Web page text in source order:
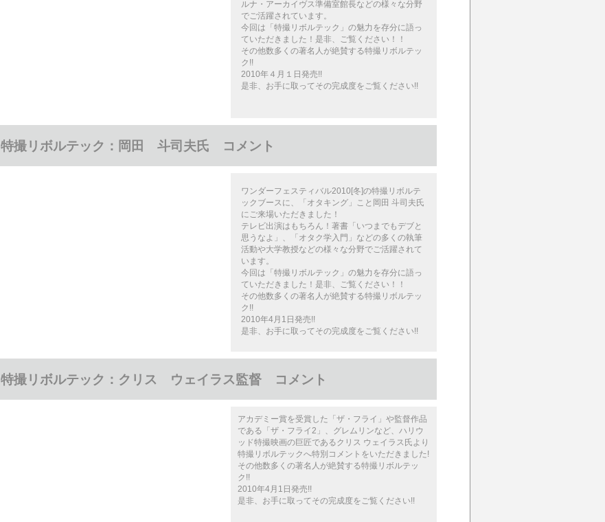
ルナ・アーカイヴス準備室館長などの様々な分野
でご活躍されています。
今回は「特撮リボルテック」の魅力を存分に語っ
ていただきました！是非、ご覧ください！！
その他数多くの著名人が絶賛する特撮リボルテッ
ク!!
2010年４月１日発売!!
是非、お手に取ってその完成度をご覧ください!!
特撮リボルテック：岡田 斗司夫氏 コメント
ワンダーフェスティバル2010[冬]の特撮リボルテ
ックブースに、「オタキング」こと岡田 斗司夫氏
にご来場いただきました！
テレビ出演はもちろん！著書「いつまでもデブと
思うなよ」、「オタク学入門」などの多くの執筆
活動や大学教授などの様々な分野でご活躍されて
います。
今回は「特撮リボルテック」の魅力を存分に語っ
ていただきました！是非、ご覧ください！！
その他数多くの著名人が絶賛する特撮リボルテッ
ク!!
2010年4月1日発売!!
是非、お手に取ってその完成度をご覧ください!!
特撮リボルテック：クリス ウェイラス監督 コメント
アカデミー賞を受賞した「ザ・フライ」や監督作品
である「ザ・フライ2」、グレムリンなど、ハリウ
ッド特撮映画の巨匠であるクリス ウェイラス氏より
特撮リボルテックへ特別コメントをいただきました!
その他数多くの著名人が絶賛する特撮リボルテッ
ク!!
2010年4月1日発売!!
是非、お手に取ってその完成度をご覧ください!!